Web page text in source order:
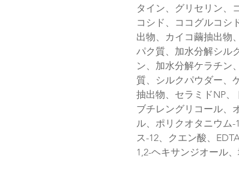
タイン、グリセリン、
コシド、ココグルコシ
出物、カイコ繭抽出物
パク質、加水分解シル
ン、加水分解ケラチン
質、シルクパウダー、
抽出物、セラミドNP、
ブチレングリコール、
ル、ポリクオタニウム-
ス-12、クエン酸、
1,2-ヘキサンジオール